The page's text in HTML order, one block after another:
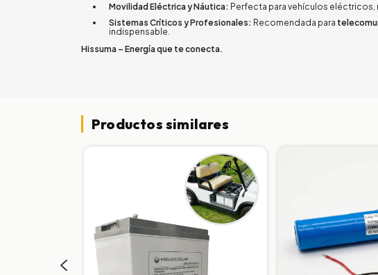
Movilidad Eléctrica y Náutica: Perfecta para vehículos eléctricos,
Sistemas Críticos y Profesionales: Recomendada para
indispensable.
Hissuma – Energía que te conecta.
Productos similares